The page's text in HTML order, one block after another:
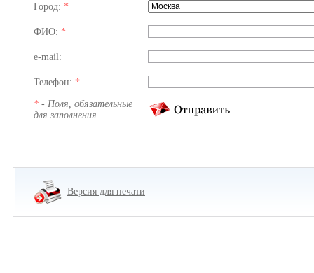
Город: *
ФИО: *
e-mail:
Телефон: *
* - Поля, обязательные
для заполнения
Версия для печати